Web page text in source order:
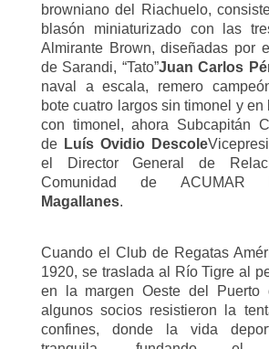
browniano del Riachuelo,
blasón miniaturizado con las
Almirante Brown, diseñadas por
de Sarandi, “Tato”Juan Carlos
naval a escala, remero
bote cuatro largos sin timonel y en
con timonel, ahora Subcapitán
de Luís Ovidio Descole
el Director General de
Comunidad de ACUMAR
Magallanes.
Cuando el Club de Regatas
1920, se traslada al Río Tigre al
en la margen Oeste del Puerto
algunos socios resistieron la
confines, donde la vida